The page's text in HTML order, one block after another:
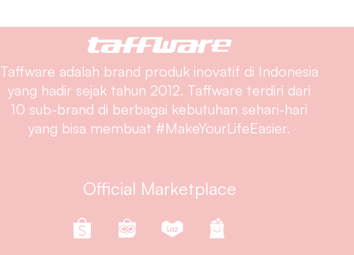
Taffware adalah brand produk inovatif di Indonesia
yang hadir sejak tahun 2012. Taffware terdiri dari
10 sub-brand di berbagai kebutuhan sehari-hari
yang bisa membuat #MakeYourLifeEasier.
Official Marketplace